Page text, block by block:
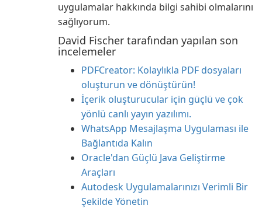
uygulamalar hakkında bilgi sahibi olmalarını
sağlıyorum.
David Fischer tarafından yapılan son
incelemeler
PDFCreator: Kolaylıkla PDF dosyaları
oluşturun ve dönüştürün!
İçerik oluşturucular için güçlü ve çok
yönlü canlı yayın yazılımı.
WhatsApp Mesajlaşma Uygulaması ile
Bağlantıda Kalın
Oracle'dan Güçlü Java Geliştirme
Araçları
Autodesk Uygulamalarınızı Verimli Bir
Şekilde Yönetin